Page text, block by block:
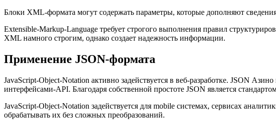
Блоки XML-формата могут содержать параметры, которые дополняют
Extensible-Markup-Language требует строгого выполнения правил
XML намного строгим, однако создает надежность информации.
Применение JSON-формата
JavaScript-Object-Notation активно задействуется в веб-разработке. JSON
интерфейсами-API. Благодаря собственной простоте JSON является
JavaScript-Object-Notation задействуется для mobile системах, сервисах
обрабатывать их без сложных преобразований.